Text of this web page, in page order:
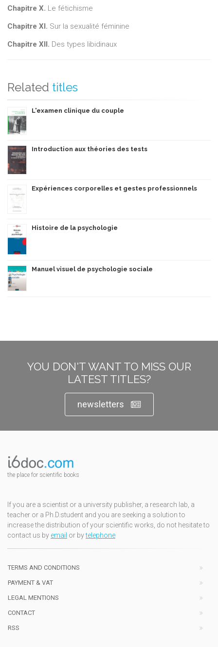
Chapitre X. Le fétichisme
Chapitre XI. Sur la sexualité féminine
Chapitre XII. Des types libidinaux
Related titles
L'examen clinique du couple
Introduction aux théories des tests
Expériences corporelles et gestes professionnels
Histoire de la psychologie
Manuel visuel de psychologie sociale
YOU DON'T WANT TO MISS OUR
LATEST TITLES?
newsletters
the place for scientific books
If you are a scientist or a university publisher, a research lab, a
teacher or a Ph.D.student and you are seeking a solution to
increase the distribution of your scientific works, do not hesitate to
contact us by email or bytelephone
TERMS AND CONDITIONS
PAYMENT & VAT
LEGAL MENTIONS
CONTACT
RSS